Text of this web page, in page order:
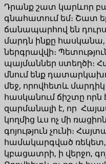
Դրանք շատ կարևոր
գնահատում եմ։ Շատ
ճանապարհով են
մարդն ինքը հասկանա,
ներգրավվի։
պայմաններ ստեղծի։
մնում ենք
մեջ, որովհետև մարդիկ
հասկանում ճիշտը որն
զարմանալի է, որ
կողմից ևս ոչ մի
գոյություն չունի։
համակարգված ռեկետ,
կբացատրի, ի վերջո,